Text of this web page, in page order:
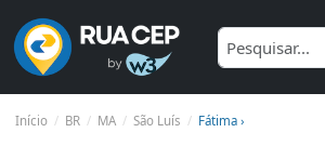
Início BR MA São Luís Fátima ›